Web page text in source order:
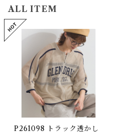
ALL ITEM
P261098 トラック透かし